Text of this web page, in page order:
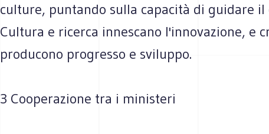
culture, puntando sulla capacità di guidare il
Cultura e ricerca innescano l'innovazione, e
producono progresso e sviluppo.
3 Cooperazione tra i ministeri